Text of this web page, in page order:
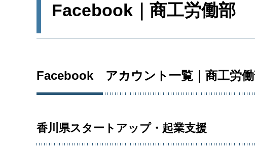
Facebook｜商工労働部
Facebook アカウント一覧｜商工労
香川県スタートアップ・起業支援